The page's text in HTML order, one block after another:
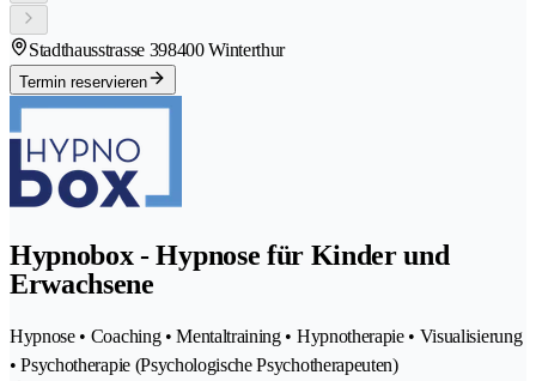
Stadthausstrasse 398400 Winterthur
Termin reservieren
Hypnobox - Hypnose für Kinder und
Erwachsene
Hypnose • Coaching • Mentaltraining • Hypnotherapie • Visualisierung
• Psychotherapie (Psychologische Psychotherapeuten)